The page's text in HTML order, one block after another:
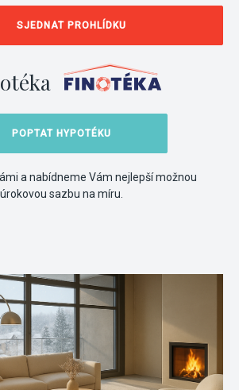
SJEDNAT PROHLÍDKU
POPTAT HYPOTÉKU
a nabídneme Vám nejlepší možnou
úrokovou sazbu na míru.